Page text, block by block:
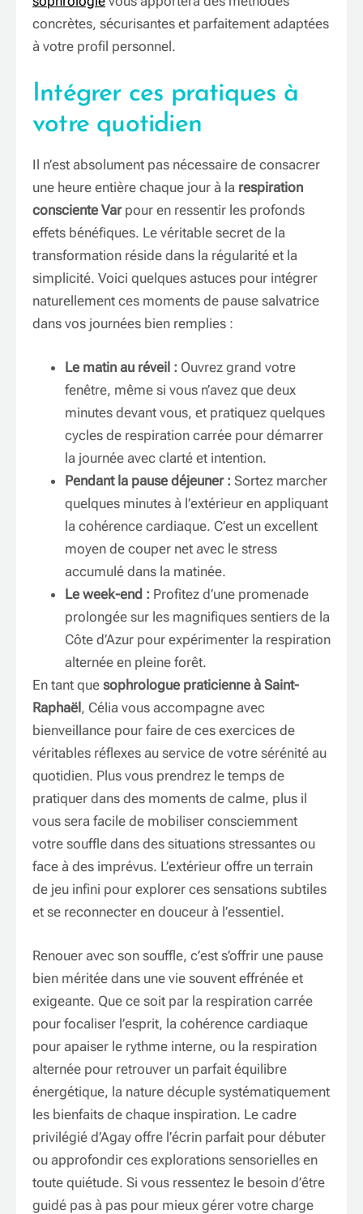
concrètes, sécurisantes et parfaitement adaptées
à votre profil personnel.
Intégrer ces pratiques à
votre quotidien
Il n’est absolument pas nécessaire de consacrer
une heure entière chaque jour à la respiration
consciente Varpour en ressentir les profonds
effets bénéfiques. Le véritable secret de la
transformation réside dans la régularité et la
simplicité. Voici quelques astuces pour intégrer
naturellement ces moments de pause salvatrice
dans vos journées bien remplies :
Le matin au réveil : Ouvrez grand votre
fenêtre, même si vous n’avez que deux
minutes devant vous, et pratiquez quelques
cycles de respiration carrée pour démarrer
la journée avec clarté et intention.
Pendant la pause déjeuner : Sortez marcher
quelques minutes à l’extérieur en appliquant
la cohérence cardiaque. C’est un excellent
moyen de couper net avec le stress
accumulé dans la matinée.
Le week-end : Profitez d’une promenade
prolongée sur les magnifiques sentiers de la
Côte d’Azur pour expérimenter la respiration
alternée en pleine forêt.
En tant que sophrologue praticienne à Saint-
Raphaël, Célia vous accompagne avec
bienveillance pour faire de ces exercices de
véritables réflexes au service de votre sérénité au
quotidien. Plus vous prendrez le temps de
pratiquer dans des moments de calme, plus il
vous sera facile de mobiliser consciemment
votre souffle dans des situations stressantes ou
face à des imprévus. L’extérieur offre un terrain
de jeu infini pour explorer ces sensations subtiles
et se reconnecter en douceur à l’essentiel.
Renouer avec son souffle, c’est s’offrir une pause
bien méritée dans une vie souvent effrénée et
exigeante. Que ce soit par la respiration carrée
pour focaliser l’esprit, la cohérence cardiaque
pour apaiser le rythme interne, ou la respiration
alternée pour retrouver un parfait équilibre
énergétique, la nature décuple systématiquement
les bienfaits de chaque inspiration. Le cadre
privilégié d’Agay offre l’écrin parfait pour débuter
ou approfondir ces explorations sensorielles en
toute quiétude. Si vous ressentez le besoin d’être
guidé pas à pas pour mieux gérer votre charge